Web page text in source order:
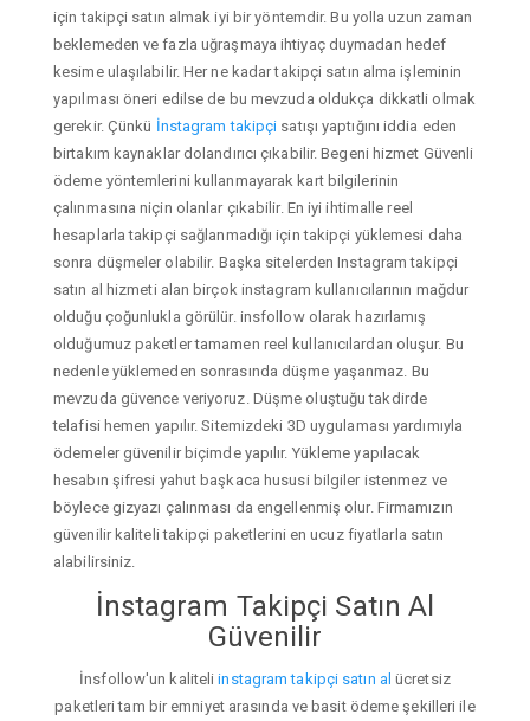
için takipçi satın almak iyi bir yöntemdir. Bu yolla uzun zaman
beklemeden ve fazla uğraşmaya ihtiyaç duymadan hedef
kesime ulaşılabilir. Her ne kadar takipçi satın alma işleminin
yapılması öneri edilse de bu mevzuda oldukça dikkatli olmak
gerekir. Çünkü İnstagram takipçi satışı yaptığını iddia eden
birtakım kaynaklar dolandırıcı çıkabilir. Begeni hizmet Güvenli
ödeme yöntemlerini kullanmayarak kart bilgilerinin
çalınmasına niçin olanlar çıkabilir. En iyi ihtimalle reel
hesaplarla takipçi sağlanmadığı için takipçi yüklemesi daha
sonra düşmeler olabilir. Başka sitelerden Instagram takipçi
satın al hizmeti alan birçok instagram kullanıcılarının mağdur
olduğu çoğunlukla görülür. insfollow olarak hazırlamış
olduğumuz paketler tamamen reel kullanıcılardan oluşur. Bu
nedenle yüklemeden sonrasında düşme yaşanmaz. Bu
mevzuda güvence veriyoruz. Düşme oluştuğu takdirde
telafisi hemen yapılır. Sitemizdeki 3D uygulaması yardımıyla
ödemeler güvenilir biçimde yapılır. Yükleme yapılacak
hesabın şifresi yahut başkaca hususi bilgiler istenmez ve
böylece gizyazı çalınması da engellenmiş olur. Firmamızın
güvenilir kaliteli takipçi paketlerini en ucuz fiyatlarla satın
alabilirsiniz.
İnstagram Takipçi Satın Al
Güvenilir
İnsfollow'un kaliteliinstagram takipçi satın al ücretsiz
paketleri tam bir emniyet arasında ve basit ödeme şekilleri ile